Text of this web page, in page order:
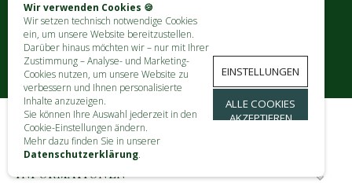
Wir verwenden Cookies 🍪
Wir setzen technisch notwendige Cookies
ein, um unsere Website bereitzustellen.
Darüber hinaus möchten wir – nur mit Ihrer
Zustimmung – Analyse- und Marketing-
Cookies nutzen, um unsere Website zu
verbessern und Ihnen personalisierte
Inhalte anzuzeigen.
Sie können Ihre Auswahl jederzeit in den
Cookie-Einstellungen ändern.
Mehr dazu finden Sie in unserer
Datenschutzerklärung.
EINSTELLUNGEN
ALLE COOKIES
AKZEPTIEREN
KONTAKT
INFORMATIONEN